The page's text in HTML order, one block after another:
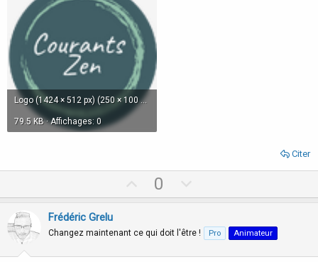
Logo (1424 × 512 px) (250 × 100 px) (160 × 160 px) (512 × 512 px).png
79.5 KB · Affichages: 0
Citer
p
o
t
0
o
n
v
Frédéric Grelu
Changez maintenant ce qui doit l'être ! Pro Animateur